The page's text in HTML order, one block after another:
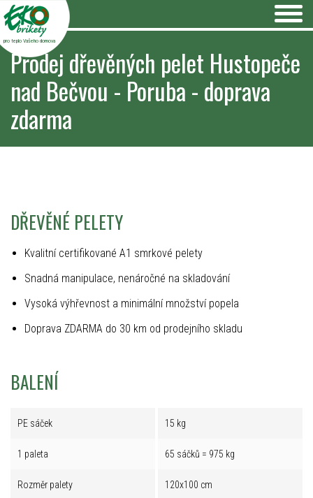
pro teplo Vašeho domova
Prodej dřevěných pelet Hustopeče
nad Bečvou - Poruba - doprava
zdarma
DŘEVĚNÉ PELETY
Kvalitní certifikované A1 smrkové pelety
Snadná manipulace, nenáročné na skladování
Vysoká výhřevnost a minimální množství popela
Doprava ZDARMA do 30 km od prodejního skladu
BALENÍ
PE sáček 15 kg
1 paleta 65 sáčků = 975 kg
Rozměr palety 120x100 cm